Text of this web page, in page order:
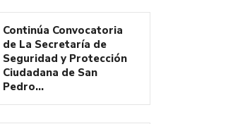
Continúa Convocatoria
de La Secretaría de
Seguridad y Protección
Ciudadana de San
Pedro…